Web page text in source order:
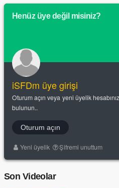
Henüz üye değil misiniz?
iSFDm üye girişi
Oturum açın veya yeni üyelik
bulunun..
Oturum açın
Yeni üyelik Şifremi unuttum
Son Videolar